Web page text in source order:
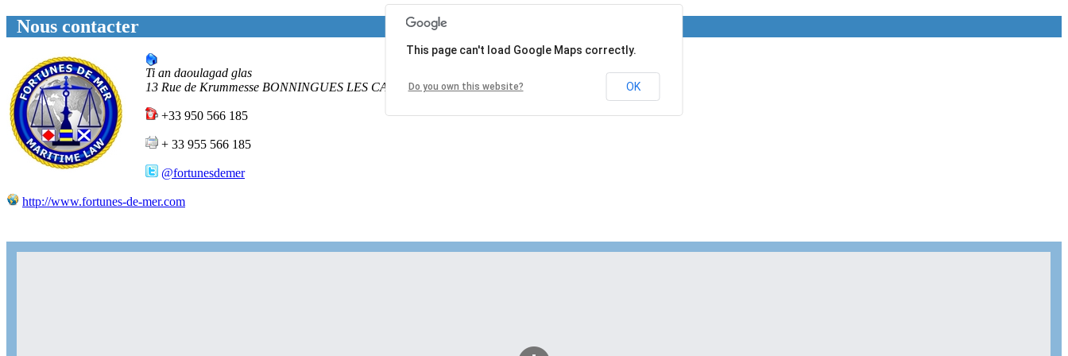
Nous contacter
Ti an daoulagad glas
13 Rue de Krummesse BONNINGUES LES CALAISPAS DE CALAIS62340
+33 950 566 185
+ 33 955 566 185
@fortunesdemer
http://www.fortunes-de-mer.com
This page can't load Google Maps correctly.
Do you own this website? OK